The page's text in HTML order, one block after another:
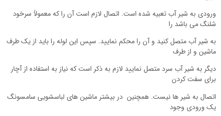
ورودی به شیر آب تعبیه شده است. اتصال لازم است آن را که معمولاً سرخود
شلنگ می باشد را
به شیر آب متصل کنید و آن را محکم نمایید. سپس این لوله را باید از یک طرف
ماشین و از طرف
دیگر به شیر آب سرد متصل نمایید لازم به ذکر است که نیاز به استفاده از آچار
برای سفت کردن
اتصال به شیر ها نیست. همچنین در بیشتر ماشین های لباسشویی سامسونگ
یک ورودی وجود